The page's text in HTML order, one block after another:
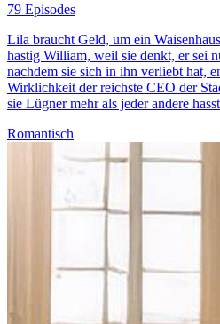
79 Episodes
Lila braucht Geld, um ein
hastig William, weil sie denkt, er sei
nachdem sie sich in ihn verliebt hat,
Wirklichkeit der reichste CEO der
sie Lügner mehr als jeder andere
Romantisch